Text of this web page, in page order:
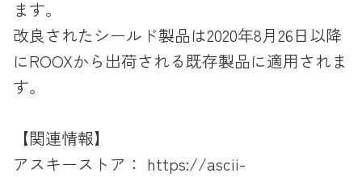
ます。
改良されたシールド製品は2020年8月26日以降
にROOXから出荷される既存製品に適用されま
す。
【関連情報】
アスキーストア： https://ascii-